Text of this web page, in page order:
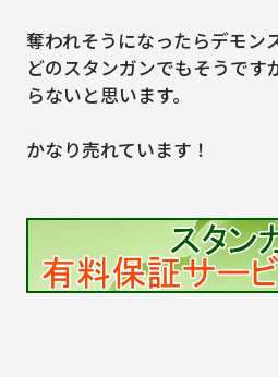
奪われそうになったらデモン
どのスタンガンでもそうです
らないと思います。
かなり売れています！